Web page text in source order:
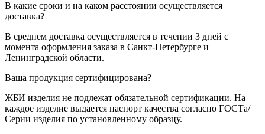
В какие сроки и на каком расстоянии осуществляется
доставка?
В среднем доставка осуществляется в течении 3 дней с
момента оформления заказа в Санкт-Петербурге и
Ленинградской области.
Ваша продукция сертифицирована?
ЖБИ изделия не подлежат обязательной сертификации. На
каждое изделие выдается паспорт качества согласно ГОСТа/
Серии изделия по установленному образцу.